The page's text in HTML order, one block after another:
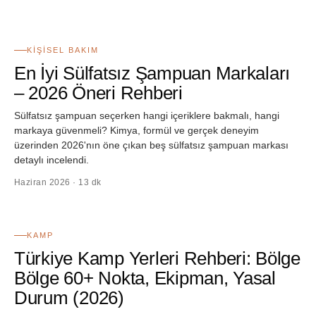
KIŞISEL BAKIM
En İyi Sülfatsız Şampuan Markaları
– 2026 Öneri Rehberi
Sülfatsız şampuan seçerken hangi içeriklere bakmalı, hangi
markaya güvenmeli? Kimya, formül ve gerçek deneyim
üzerinden 2026'nın öne çıkan beş sülfatsız şampuan markası
detaylı incelendi.
Haziran 2026 · 13 dk
KAMP
Türkiye Kamp Yerleri Rehberi: Bölge
Bölge 60+ Nokta, Ekipman, Yasal
Durum (2026)